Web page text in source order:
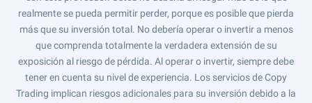
realmente se pueda permitir perder, porque es posible que pierda
más que su inversión total. No debería operar o invertir a menos
que comprenda totalmente la verdadera extensión de su
exposición al riesgo de pérdida. Al operar o invertir, siempre debe
tener en cuenta su nivel de experiencia. Los servicios de Copy
Trading implican riesgos adicionales para su inversión debido a la